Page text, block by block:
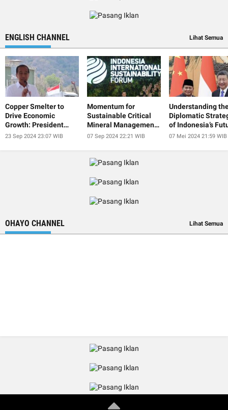
ENGLISH CHANNEL Lihat Semua
Copper Smelter to
Drive Economic
Growth: President
Jokowi
23 Sep 2024 23:07 WIB
Momentum for
Sustainable Critical
Mineral Management
at IISF 2024
07 Sep 2024 22:21 WIB
Understanding
Diplomatic
of Indonesia’s
President
07 Mei 2024 21:59 WIB
OHAYO CHANNEL Lihat Semua